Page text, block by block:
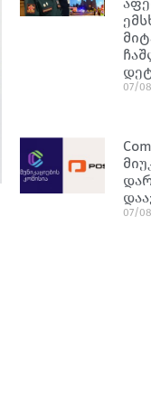
07/
07/